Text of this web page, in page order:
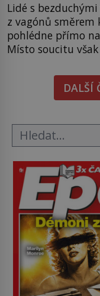
Lidé s
z vagónů směrem
pohlédne přímo
Místo soucitu
Rudolf Höss
1979) či Heinrich
o koho se
DALŠÍ